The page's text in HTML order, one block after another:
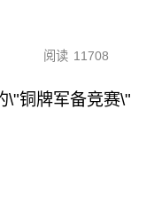
阅读 11708
\"铜牌军备竞赛\"